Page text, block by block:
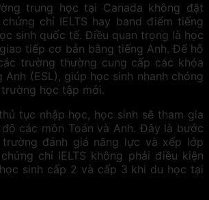
trung học tại Canada không đặt
chỉ IELTS hay band điểm tiếng
sinh quốc tế. Điều quan trọng là học
tiếp cơ bản bằng tiếng Anh. Để hỗ
trường thường cung cấp các khóa
(ESL), giúp học sinh nhanh chóng
học tập mới.
tục nhập học, học sinh sẽ tham gia
các môn Toán và Anh. Đây là bước
đánh giá năng lực và xếp lớp
chỉ IELTS không phải điều kiện
sinh cấp 2 và cấp 3 khi du học tại